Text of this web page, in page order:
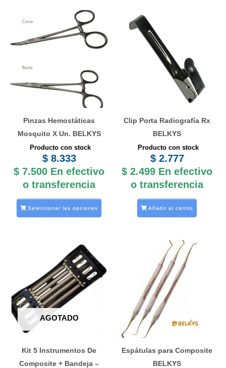
Pinzas Hemostáticas
Mosquito X Un. BELKYS
Producto con stock
$8.333
$ 7.500 En efectivo
o transferencia
Seleccionar las opciones
producto
tiene
opciones
pueden
Clip Porta Radiografía Rx
BELKYS
Producto con stock
$2.777
$ 2.499 En efectivo
o transferencia
Añadir al carrito
AGOTADO
Kit 5 Instrumentos De
Composite + Bandeja –
Espátulas para Composite
BELKYS